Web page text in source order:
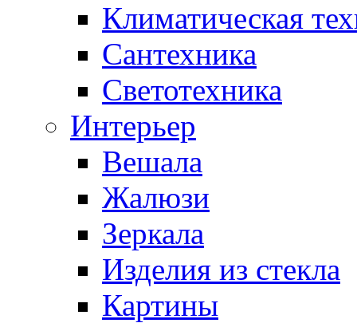
Климатическая
Сантехника
Светотехника
Интерьер
Вешала
Жалюзи
Зеркала
Изделия из стекла
Картины